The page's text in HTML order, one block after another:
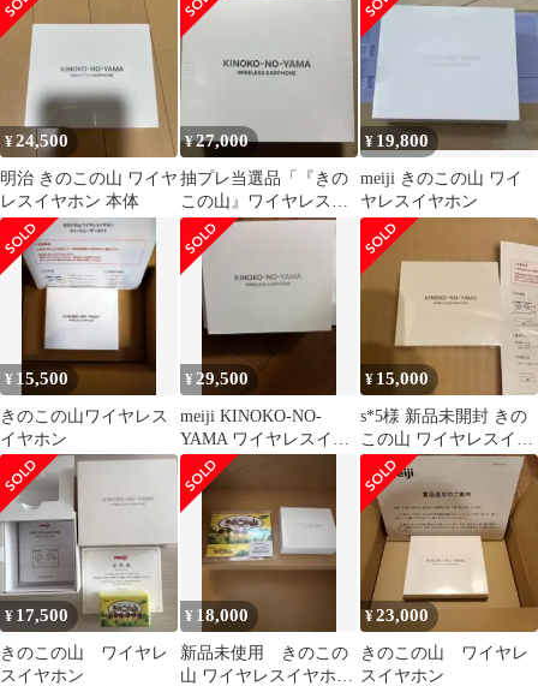
YAMA
¥24,500
明治 きのこの山 ワイヤ
レスイヤホン 本体
¥27,000
抽プレ当選品「『きの
この山』ワイヤレスイ
ヤホン同時翻訳機能付
き」☆明治meiji
¥ 19,800
meiji きのこの山 ワイ
ヤレスイヤホン
¥ 15,500
きのこの山ワイヤレス
イヤホン
¥ 29,500
meiji KINOKO-NO-
YAMA ワイヤレスイヤ
ホン 本体
¥ 15,000
s*5様 新品未開封 きの
この山 ワイヤレスイヤ
ホン
¥ 17,500
きのこの山 ワイヤレ
スイヤホン
¥ 18,000
新品未使用 きのこの
山 ワイヤレスイヤホ
¥23,000
きのこの山 ワイヤレ
スイヤホン